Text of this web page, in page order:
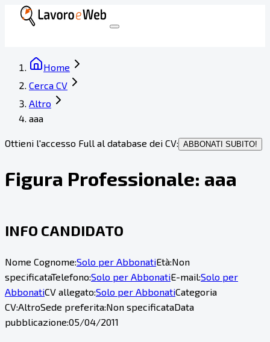
Home
Cerca CV
Altro
aaa
Ottieni l'accesso Full al database dei CV: ABBONATI SUBITO!
Figura Professionale: aaa
INFO CANDIDATO
Nome Cognome:Solo per AbbonatiEtà:Non
specificataTelefono:Solo per AbbonatiE-mail:Solo per
AbbonatiCV allegato:Solo per AbbonatiCategoria
CV:AltroSede preferita:Non specificataData
pubblicazione:05/04/2011